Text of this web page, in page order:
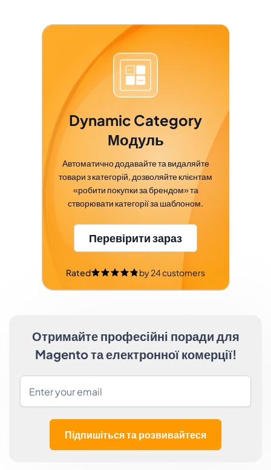
Dynamic Category
Модуль
Автоматично додавайте та видаляйте
товари з категорій, дозволяйте клієнтам
«робити покупки за брендом» та
створювати категорії за шаблоном.
Перевірити зараз
Rated by24customers
Отримайте професійні поради для
Magento та електронної комерції!
Підпишіться та розвивайтеся